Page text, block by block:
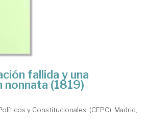
fallida y una
(1819)
y Constitucionales. (CEPC). Madrid,